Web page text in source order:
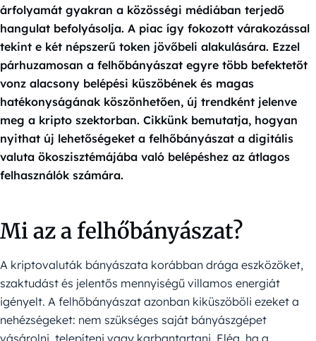
árfolyamát gyakran a közösségi médiában terjedő
hangulat befolyásolja. A piac így fokozott várakozással
tekint e két népszerű token jövőbeli alakulására. Ezzel
párhuzamosan a felhőbányászat egyre több befektetőt
vonz alacsony belépési küszöbének és magas
hatékonyságának köszönhetően, új trendként jelenve
meg a kripto szektorban. Cikkünk bemutatja, hogyan
nyithat új lehetőségeket a felhőbányászat a digitális
valuta ökoszisztémájába való belépéshez az átlagos
felhasználók számára.
Mi az a felhőbányászat?
A kriptovaluták bányászata korábban drága eszközöket,
szaktudást és jelentős mennyiségű villamos energiát
igényelt. A felhőbányászat azonban kiküszöböli ezeket a
nehézségeket: nem szükséges saját bányászgépet
vásárolni, telepíteni vagy karbantartani. Elég, ha a